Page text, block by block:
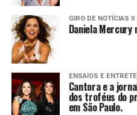
GIRO DE NOTÍCIAS II
Daniela Mercury
ENSAIOS E
Cantora e a
dos troféus do
em São Paulo.